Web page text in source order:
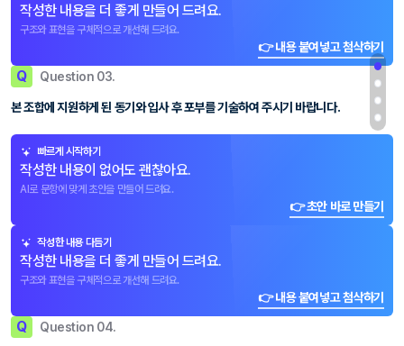
작성한 내용을 더 좋게 만들어 드려요.
구조와 표현을 구체적으로 개선해 드려요.
👉 내용 붙여넣고 첨삭하기
Q Question 03.
본 조합에 지원하게 된 동기와 입사 후 포부를 기술하여 주시기 바랍니다.
빠르게 시작하기
작성한 내용이 없어도 괜찮아요.
AI로 문항에 맞게 초안을 만들어 드려요.
👉 초안 바로 만들기
작성한 내용 다듬기
작성한 내용을 더 좋게 만들어 드려요.
구조와 표현을 구체적으로 개선해 드려요.
👉 내용 붙여넣고 첨삭하기
Q Question 04.